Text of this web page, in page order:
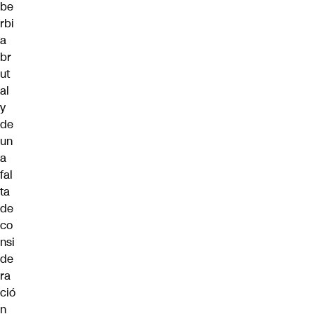
be
rbi
a
br
ut
al
y
de
un
a
fal
ta
de
co
nsi
de
ra
ció
n